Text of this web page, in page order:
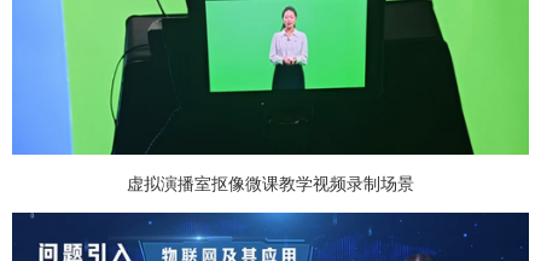
虚拟演播室抠像微课教学视频录制场景